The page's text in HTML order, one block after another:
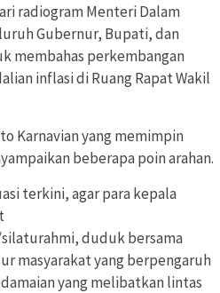
radiogram Menteri Dalam
Gubernur, Bupati, dan
membahas perkembangan
inflasi di Ruang Rapat Wakil
Karnavian yang memimpin
beberapa poin arahan.
terkini, agar para kepala
duduk bersama
masyarakat yang berpengaruh
yang melibatkan lintas